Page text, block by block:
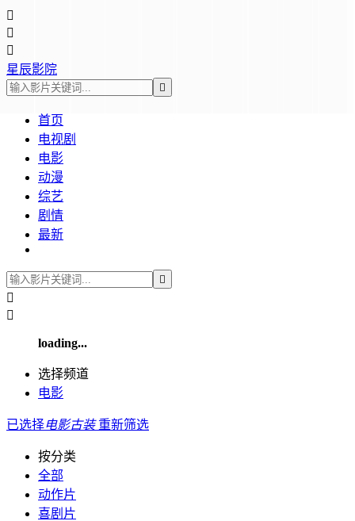



星辰影院

首页
电视剧
电影
动漫
综艺
剧情
最新



loading...
选择频道
电影
已选择电影古装重新筛选
按分类
全部
动作片
喜剧片